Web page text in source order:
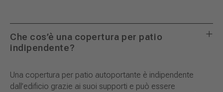
Che cos’è una copertura per patio
indipendente?
Una copertura per patio autoportante è indipendente
dall’edificio grazie ai suoi supporti e può essere